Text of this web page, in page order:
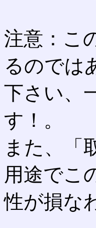
注意：こ
るのでは
下さい、
す！。
また、「
用途でこ
性が損な